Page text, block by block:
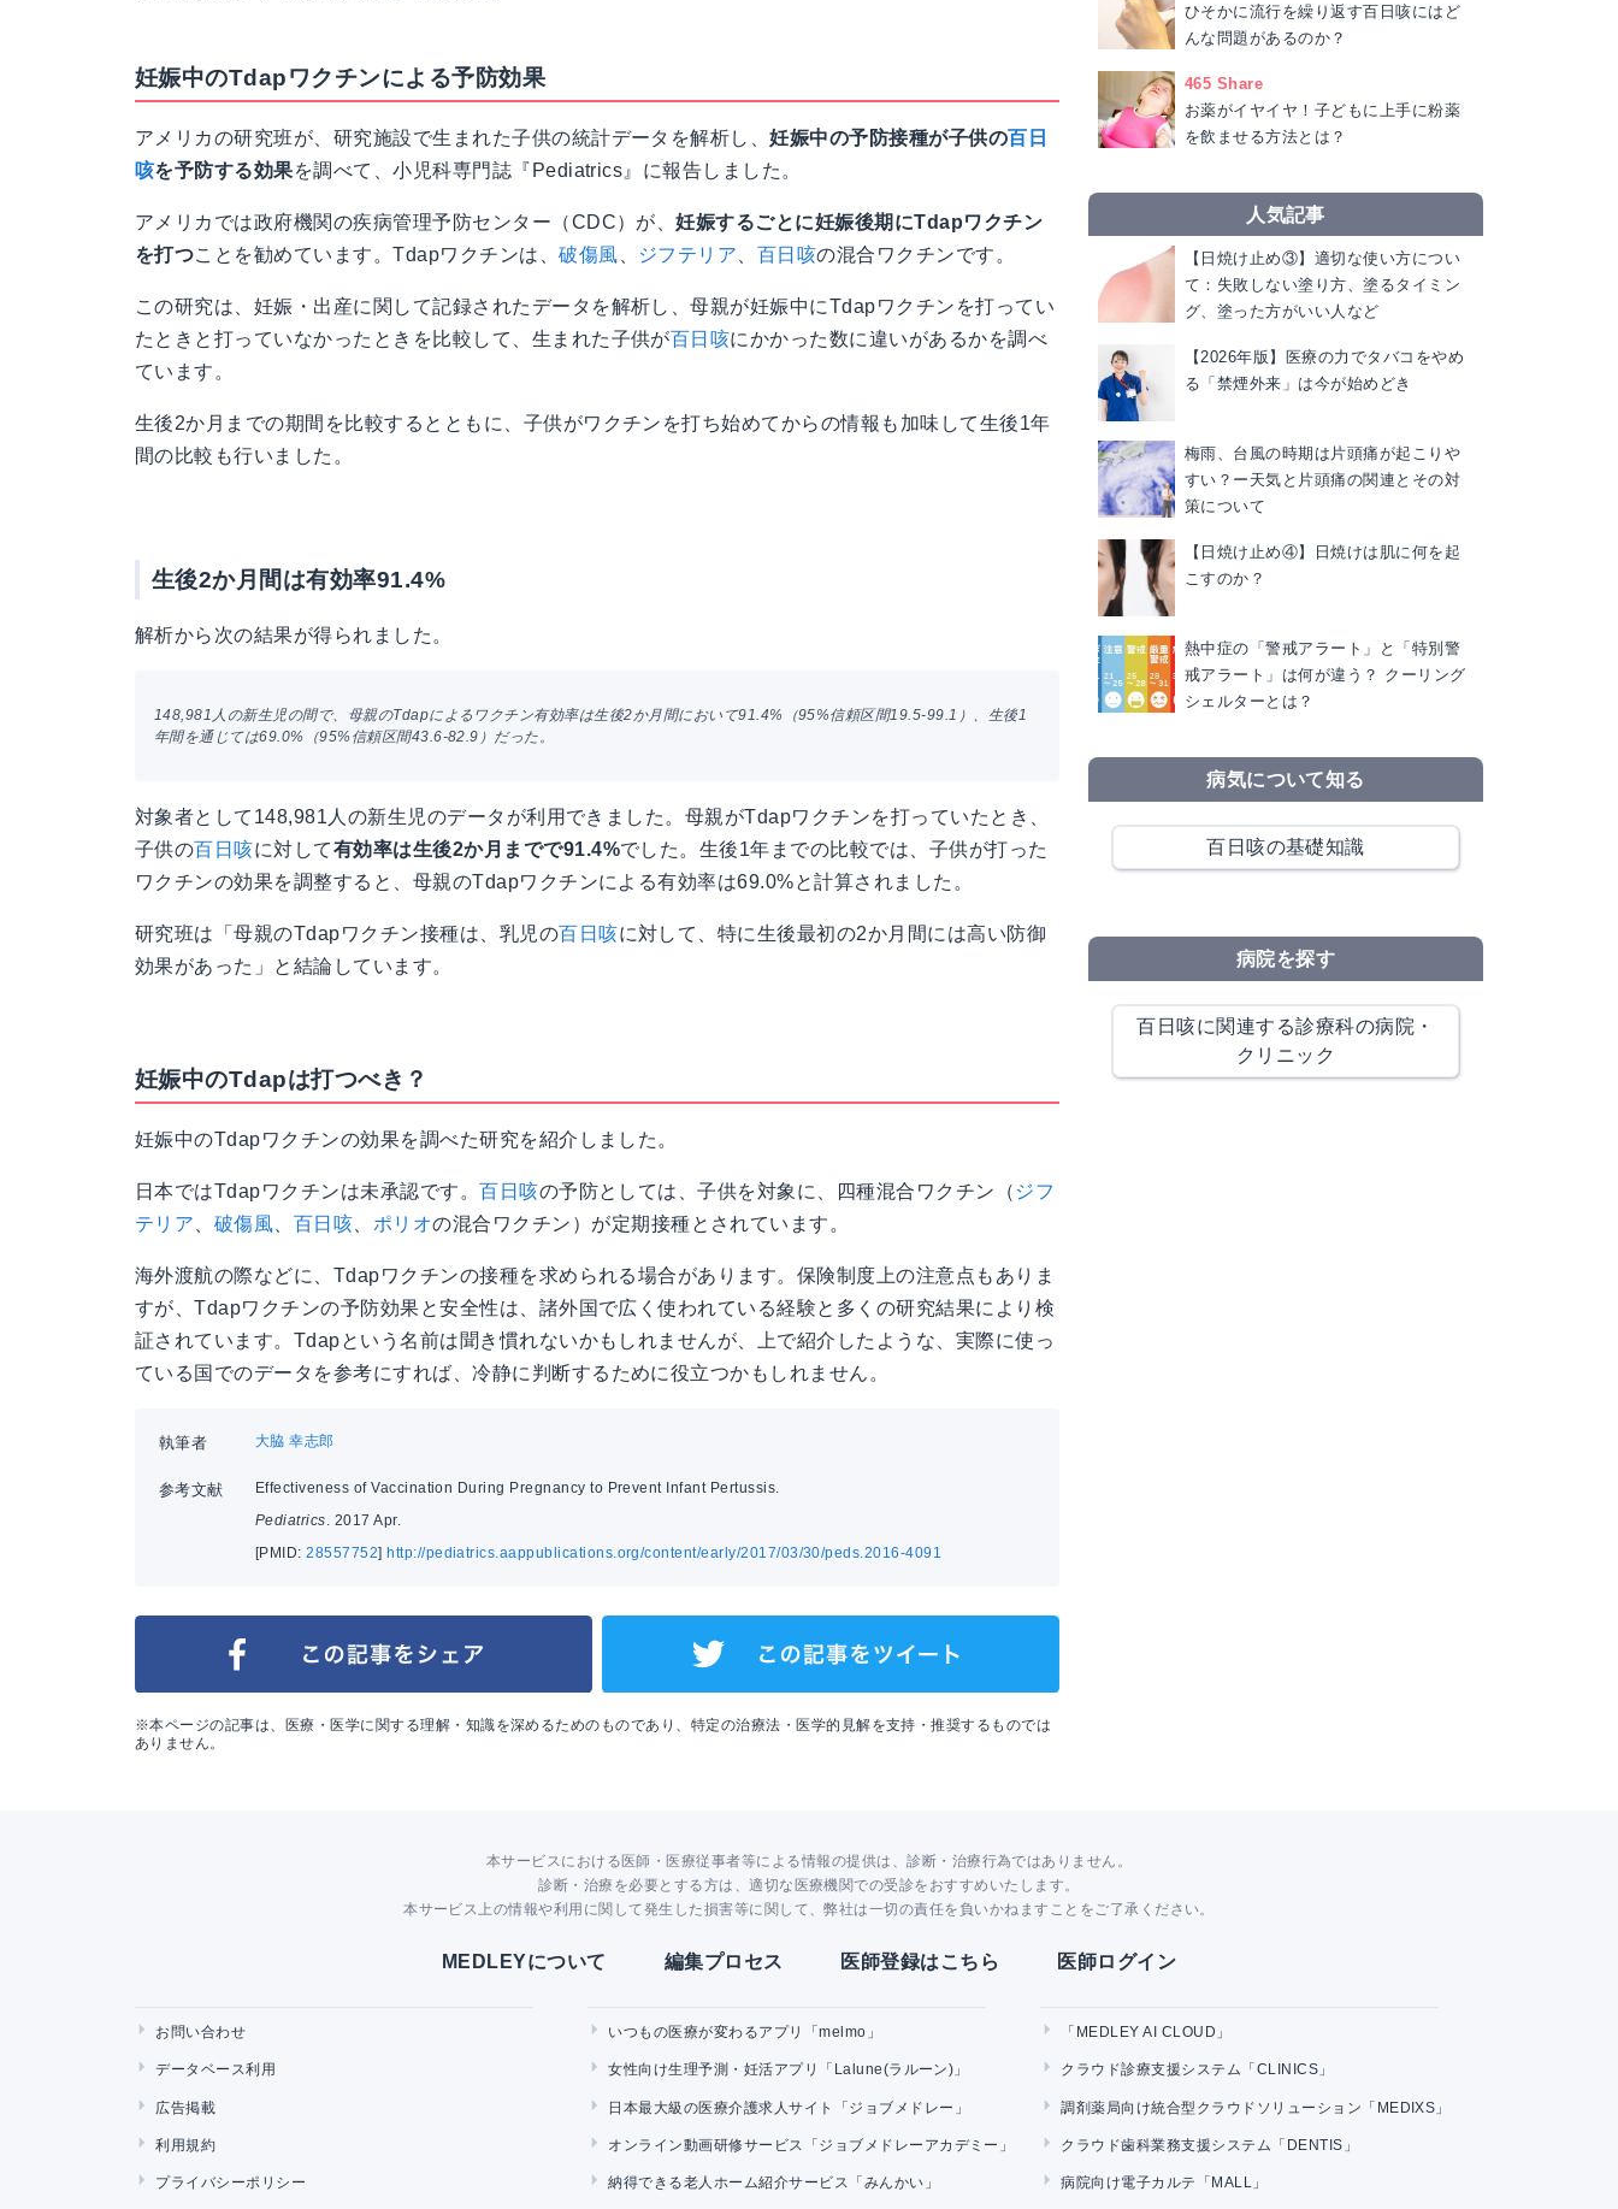
妊娠中のTdapワクチンによる予防効果
アメリカの研究班が、研究施設で生まれた子供の統計データを解析し、妊娠中の予防接種が子供の百日
咳を予防する効果を調べて、小児科専門誌『Pediatrics』に報告しました。
アメリカでは政府機関の疾病管理予防センター（CDC）が、妊娠するごとに妊娠後期にTdapワクチン
を打つことを勧めています。Tdapワクチンは、破傷風 ジフテリア 百日咳の混合ワクチンです。
この研究は、妊娠・出産に関して記録されたデータを解析し、母親が妊娠中にTdapワクチンを打ってい
たときと打っていなかったときを比較して、生まれた子供が百日咳にかかった数に違いがあるかを調べ
ています。
生後2か月までの期間を比較するとともに、子供がワクチンを打ち始めてからの情報も加味して生後1年
間の比較も行いました。
生後2か月間は有効率91.4%
解析から次の結果が得られました。
148,981人の新生児の間で、母親のTdapによるワクチン有効率は生後2か月間において91.4%（95%信頼区間19.5-99.1）、生後1
年間を通じては69.0%（95%信頼区間43.6-82.9）だった。
対象者として148,981人の新生児のデータが利用できました。母親がTdapワクチンを打っていたとき、
子供の百日咳に対して有効率は生後2か月までで91.4%でした。生後1年までの比較では、子供が打った
ワクチンの効果を調整すると、母親のTdapワクチンによる有効率は69.0%と計算されました。
研究班は「母親のTdapワクチン接種は、乳児の百日咳に対して、特に生後最初の2か月間には高い防御
効果があった」と結論しています。
妊娠中のTdapは打つべき？
妊娠中のTdapワクチンの効果を調べた研究を紹介しました。
日本ではTdapワクチンは未承認です。百日咳の予防としては、子供を対象に、四種混合ワクチン（ ジフ
テリア
破傷風 百日咳 ポリオの混合ワクチン）が定期接種とされています。
海外渡航の際などに、Tdapワクチンの接種を求められる場合があります。保険制度上の注意点もありま
すが、Tdapワクチンの予防効果と安全性は、諸外国で広く使われている経験と多くの研究結果により検
証されています。Tdapという名前は聞き慣れないかもしれませんが、上で紹介したような、実際に使っ
ている国でのデータを参考にすれば、冷静に判断するために役立つかもしれません。
執筆者 大脇 幸志郎
参考文献
Effectiveness of Vaccination During Pregnancy to Prevent Infant Pertussis.
Pediatrics. 2017 Apr.
[PMID:28557752] http://pediatrics.aappublications.org/content/early/2017/03/30/peds.2016-4091
※本ページの記事は、医療・医学に関する理解・知識を深めるためのものであり、特定の治療法・医学的見解を支持・推奨するものでは
ありません。
ひそかに流行を繰り返す百日咳にはど
んな問題があるのか？
465 Share
お薬がイヤイヤ！子どもに上手に粉薬
を飲ませる方法とは？
人気記事
【日焼け止め③】適切な使い方につい
て：失敗しない塗り方、塗るタイミン
グ、塗った方がいい人など
【2026年版】医療の力でタバコをやめ
る「禁煙外来」は今が始めどき
梅雨、台風の時期は片頭痛が起こりや
すい？ー天気と片頭痛の関連とその対
策について
【日焼け止め④】日焼けは肌に何を起
こすのか？
熱中症の「警戒アラート」と「特別警
戒アラート」は何が違う？ クーリング
シェルターとは？
病気について知る
百日咳の基礎知識
病院を探す
百日咳に関連する診療科の病院・
クリニック
本サービスにおける医師・医療従事者等による情報の提供は、診断・治療行為ではありません。
診断・治療を必要とする方は、適切な医療機関での受診をおすすめいたします。
本サービス上の情報や利用に関して発生した損害等に関して、弊社は一切の責任を負いかねますことをご了承ください。
MEDLEYについて 編集プロセス 医師登録はこちら 医師ログイン
お問い合わせ
データベース利用
広告掲載
利用規約
プライバシーポリシー
いつもの医療が変わるアプリ「melmo」
女性向け生理予測・妊活アプリ「Lalune(ラルーン)」
日本最大級の医療介護求人サイト「ジョブメドレー」
オンライン動画研修サービス「ジョブメドレーアカデミー」
納得できる老人ホーム紹介サービス「みんかい」
「MEDLEY AI CLOUD」
クラウド診療支援システム「CLINICS」
調剤薬局向け統合型クラウドソリューション「MEDIXS」
クラウド歯科業務支援システム「DENTIS」
病院向け電子カルテ「MALL」